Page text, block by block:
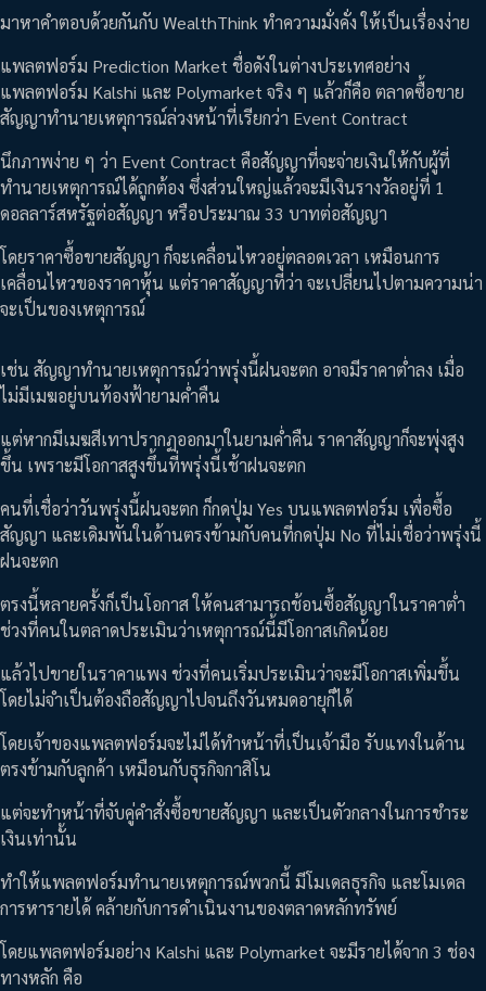
มาหาคำตอบด้วยกันกับ WealthThink ทำความมั่งคั่ง ให้เป็นเรื่องง่าย
แพลตฟอร์ม Prediction Market ชื่อดังในต่างประเทศอย่าง
แพลตฟอร์ม Kalshi และ Polymarket จริง ๆ แล้วก็คือ ตลาดซื้อขาย
สัญญาทำนายเหตุการณ์ล่วงหน้าที่เรียกว่า Event Contract
นึกภาพง่าย ๆ ว่า Event Contract คือสัญญาที่จะจ่ายเงินให้กับผู้ที่
ทำนายเหตุการณ์ได้ถูกต้อง ซึ่งส่วนใหญ่แล้วจะมีเงินรางวัลอยู่ที่ 1
ดอลลาร์สหรัฐต่อสัญญา หรือประมาณ 33 บาทต่อสัญญา
โดยราคาซื้อขายสัญญา ก็จะเคลื่อนไหวอยู่ตลอดเวลา เหมือนการ
เคลื่อนไหวของราคาหุ้น แต่ราคาสัญญาที่ว่า จะเปลี่ยนไปตามความน่า
จะเป็นของเหตุการณ์
เช่น สัญญาทำนายเหตุการณ์ว่าพรุ่งนี้ฝนจะตก อาจมีราคาต่ำลง เมื่อ
ไม่มีเมฆอยู่บนท้องฟ้ายามค่ำคืน
แต่หากมีเมฆสีเทาปรากฏออกมาในยามค่ำคืน ราคาสัญญาก็จะพุ่งสูง
ขึ้น เพราะมีโอกาสสูงขึ้นที่พรุ่งนี้เช้าฝนจะตก
คนที่เชื่อว่าวันพรุ่งนี้ฝนจะตก ก็กดปุ่ม Yes บนแพลตฟอร์ม เพื่อซื้อ
สัญญา และเดิมพันในด้านตรงข้ามกับคนที่กดปุ่ม No ที่ไม่เชื่อว่าพรุ่งนี้
ฝนจะตก
ตรงนี้หลายครั้งก็เป็นโอกาส ให้คนสามารถช้อนซื้อสัญญาในราคาต่ำ
ช่วงที่คนในตลาดประเมินว่าเหตุการณ์นี้มีโอกาสเกิดน้อย
แล้วไปขายในราคาแพง ช่วงที่คนเริ่มประเมินว่าจะมีโอกาสเพิ่มขึ้น
โดยไม่จำเป็นต้องถือสัญญาไปจนถึงวันหมดอายุก็ได้
โดยเจ้าของแพลตฟอร์มจะไม่ได้ทำหน้าที่เป็นเจ้ามือ รับแทงในด้าน
ตรงข้ามกับลูกค้า เหมือนกับธุรกิจกาสิโน
แต่จะทำหน้าที่จับคู่คำสั่งซื้อขายสัญญา และเป็นตัวกลางในการชำระ
เงินเท่านั้น
ทำให้แพลตฟอร์มทำนายเหตุการณ์พวกนี้ มีโมเดลธุรกิจ และโมเดล
การหารายได้ คล้ายกับการดำเนินงานของตลาดหลักทรัพย์
โดยแพลตฟอร์มอย่าง Kalshi และ Polymarket จะมีรายได้จาก 3 ช่อง
ทางหลัก คือ